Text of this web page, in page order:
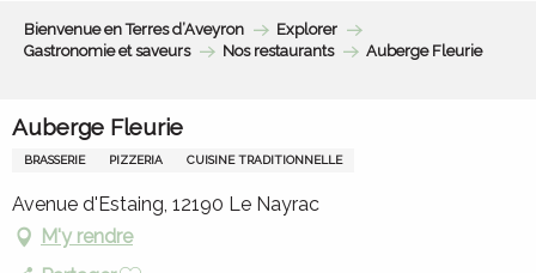
Bienvenue en Terres d’Aveyron
Explorer
Gastronomie et saveurs
Nos restaurants Auberge Fleurie
Auberge Fleurie
BRASSERIE PIZZERIA CUISINE TRADITIONNELLE
Avenue d'Estaing, 12190 Le Nayrac
M'y rendre
Ajouter aux favoris